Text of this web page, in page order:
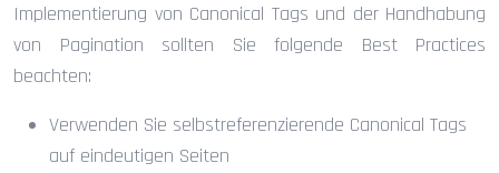
Implementierung von Canonical Tags und der Handhabung
von Pagination sollten Sie folgende Best Practices
beachten:
Verwenden Sie selbstreferenzierende Canonical Tags
auf eindeutigen Seiten